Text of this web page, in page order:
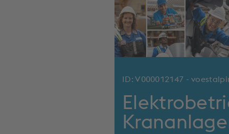
ID: V000012147 -